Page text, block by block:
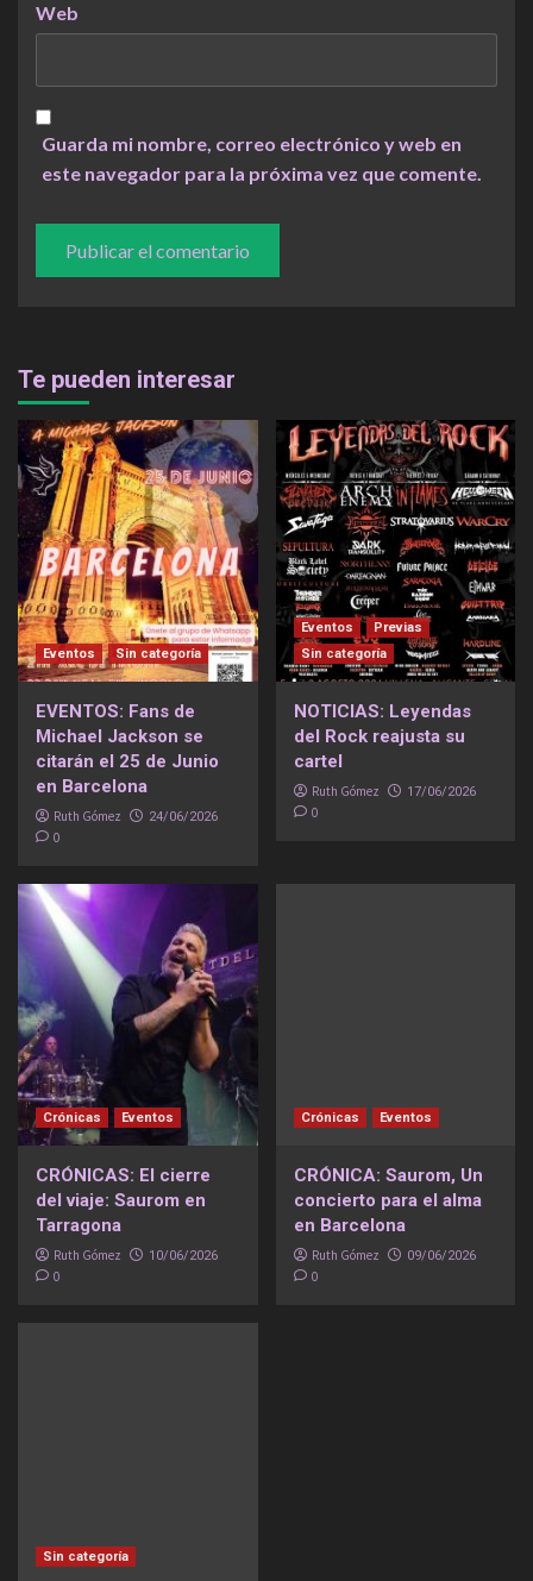
Web
Guarda mi nombre, correo electrónico y web en
este navegador para la próxima vez que comente.
Te pueden interesar
Eventos Sin categoría
EVENTOS: Fans de
Michael Jackson se
citarán el 25 de Junio
en Barcelona
Ruth Gómez 24/06/2026
0
Eventos
Previas
Sin categoría
NOTICIAS: Leyendas
del Rock reajusta su
cartel
Ruth Gómez 17/06/2026
0
Crónicas Eventos
CRÓNICAS: El cierre
del viaje: Saurom en
Tarragona
Ruth Gómez 10/06/2026
0
Crónicas Eventos
CRÓNICA: Saurom, Un
concierto para el alma
en Barcelona
Ruth Gómez 09/06/2026
0
Sin categoría